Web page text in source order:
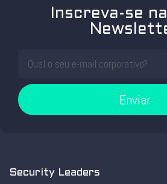
Inscreva-se
Enviar
Security Leaders